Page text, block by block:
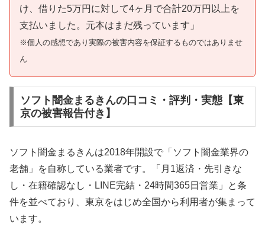
け、借りた5万円に対して4ヶ月で合計20万円以上を
支払いました。元本はまだ残っています」
※個人の感想であり実際の被害内容を保証するものではありませ
ん
ソフト闇金まるきんの口コミ・評判・実態【東
京の被害報告付き】
ソフト闇金まるきんは2018年開設で「ソフト闇金業界の
老舗」を自称している業者です。「月1返済・先引きな
し・在籍確認なし・LINE完結・24時間365日営業」と条
件を並べており、東京をはじめ全国から利用者が集まって
います。